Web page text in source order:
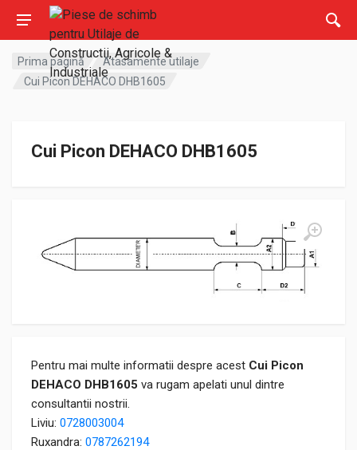
Prima pagină
Atasamente utilaje
Cui Picon DEHACO DHB1605
Cui Picon DEHACO DHB1605
Pentru mai multe informatii despre acest Cui Picon
DEHACO DHB1605 va rugam apelati unul dintre
consultantii nostrii.
Liviu: 0728003004
Ruxandra: 0787262194